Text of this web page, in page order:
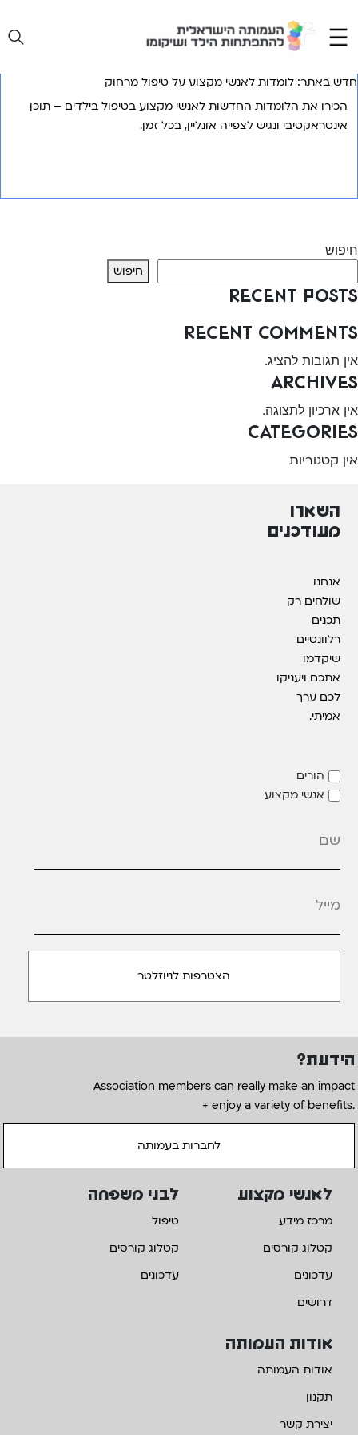
content
חדש באתר: לומדות לאנשי מקצוע על טיפול מרחוק
הכירו את הלומדות החדשות לאנשי מקצוע בטיפול בילדים – תוכן
אינטראקטיבי ונגיש לצפייה אונליין, בכל זמן.
חיפוש
חיפוש
Recent Posts
Recent Comments
אין תגובות להציג.
Archives
אין ארכיון לתצוגה.
Categories
אין קטגוריות
השארו
מעודכנים
אנחנו
שולחים רק
תכנים
רלוונטיים
שיקדמו
אתכם ויעניקו
לכם ערך
אמיתי.
הורים
אנשי מקצוע
הידעת?
Association members can really make an impact
+ enjoy a variety of benefits.
לחברות בעמותה
אודות העמותה
אודות העמותה
תקנון
יצירת קשר
לאנשי מקצוע
מרכז מידע
קטלוג קורסים
עדכונים
דרושים
לבני משפחה
טיפול
קטלוג קורסים
עדכונים